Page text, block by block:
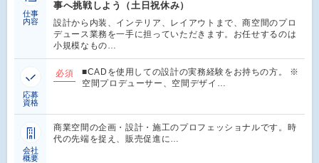
仕事
内容
事へ挑戦しよう（土日祝休み）
設計から内装、インテリア、レイアウトまで、商空間のプロ
デュース業務を一手に担っていただきます。お任せするのは
小規模なもの…
応募
資格
必須
■CADを使用しての設計の実務経験をお持ちの方。 ※
空間プロデューサー、空間デザイ…
会社
概要
商業空間の企画・設計・施工のプロフェッショナルです。時
代の先端を捉え、販売促進に…